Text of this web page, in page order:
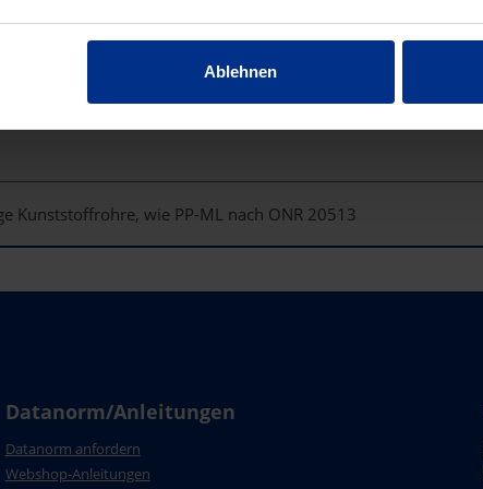
Ablehnen
Kunststoffrohre, wie PP-ML nach ONR 20513
Datanorm/Anleitungen
Datanorm anfordern
Webshop-Anleitungen